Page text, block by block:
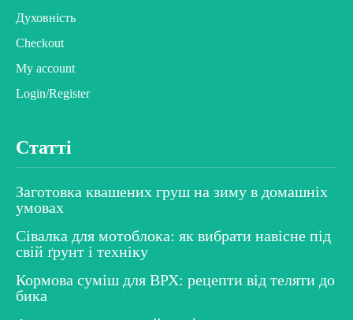
Духовність
Checkout
My account
Login/Register
Статті
Заготовка квашених груш на зиму в домашніх
умовах
Сівалка для мотоблока: як вибрати навісне під
свій ґрунт і техніку
Кормова суміш для ВРХ: рецепти від теляти до
бика